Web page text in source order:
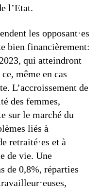
l’Etat.
les opposant·es
bien financièrement:
qui atteindront
même en cas
L’accroissement de
des femmes,
sur le marché du
liés à
retraité·es et à
de vie. Une
de 0,8%, réparties